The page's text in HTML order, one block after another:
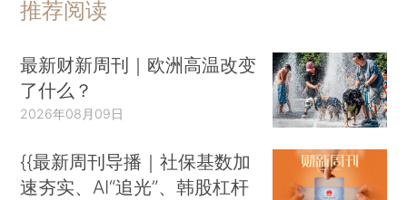
推荐阅读
最新财新周刊｜欧洲高温改变
了什么？
2026年08月09日
{{最新周刊导播｜社保基数加
速夯实、AI“追光”、韩股杠杆